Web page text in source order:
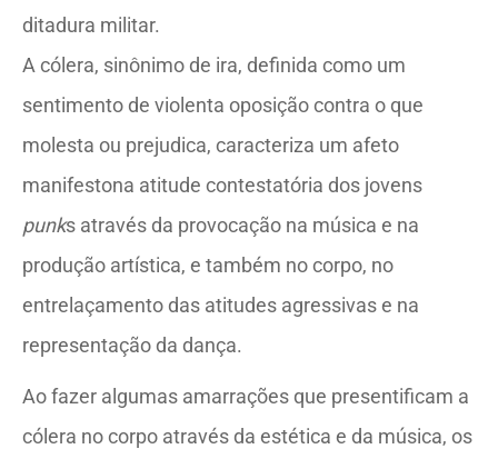
ditadura militar.
A cólera, sinônimo de ira, definida como um
sentimento de violenta oposição contra o que
molesta ou prejudica, caracteriza um afeto
manifestona atitude contestatória dos jovens
punks através da provocação na música e na
produção artística, e também no corpo, no
entrelaçamento das atitudes agressivas e na
representação da dança.
Ao fazer algumas amarrações que presentificam a
cólera no corpo através da estética e da música, os